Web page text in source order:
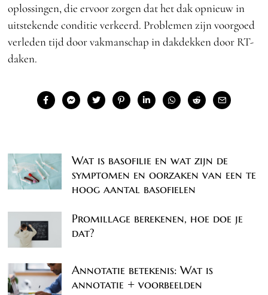
oplossingen, die ervoor zorgen dat het dak opnieuw in
uitstekende conditie verkeerd. Problemen zijn voorgoed
verleden tijd door vakmanschap in dakdekken door RT-
daken.
Wat is basofilie en wat zijn de
symptomen en oorzaken van een te
hoog aantal basofielen
Promillage berekenen, hoe doe je
dat?
Annotatie betekenis: Wat is
annotatie + voorbeelden